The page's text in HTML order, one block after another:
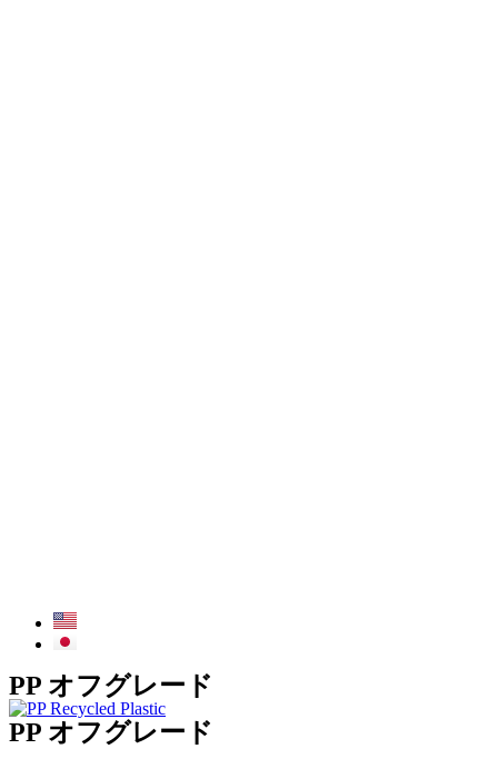
PP オフグレード
PP オフグレード